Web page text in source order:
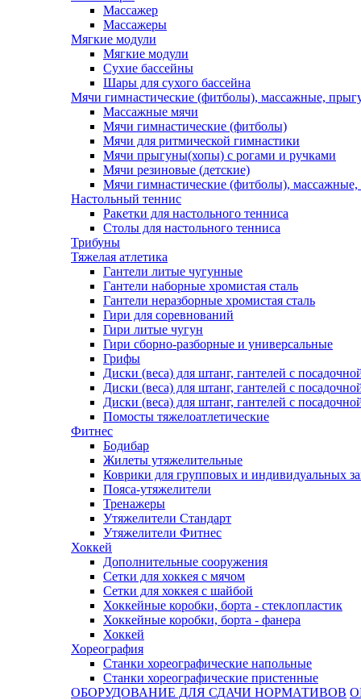
Массажер
Массажеры
Мягкие модули
Мягкие модули
Сухие бассейны
Шары для сухого бассейна
Мячи гимнастические (фитболы), массажные,
Массажные мячи
Мячи гимнастические (фитболы)
Мячи для ритмической гимнастики
Мячи прыгуны(хопы) с рогами и ручками
Мячи резиновые (детские)
Мячи гимнастические (фитболы),
Настольный теннис
Ракетки для настольного тенниса
Столы для настольного тенниса
Трибуны
Тяжелая атлетика
Гантели литые чугунные
Гантели наборные хромистая сталь
Гантели неразборные хромистая сталь
Гири для соревнований
Гири литые чугун
Гири сборно-разборные и универсальные
Грифы
Диски (веса) для штанг, гантелей с
Диски (веса) для штанг, гантелей с
Диски (веса) для штанг, гантелей с
Помосты тяжелоатлетические
Фитнес
Бодибар
Жилеты утяжелительные
Коврики для групповых и индивидуальных
Пояса-утяжелители
Тренажеры
Утяжелители Стандарт
Утяжелители Фитнес
Хоккей
Дополнительные сооружения
Сетки для хоккея с мячом
Сетки для хоккея с шайбой
Хоккейные коробки, борта - стеклопластик
Хоккейные коробки, борта - фанера
Хоккей
Хореография
Станки хореографические напольные
Станки хореографические пристенные
ОБОРУДОВАНИЕ ДЛЯ СДАЧИ НОРМАТИВОВ